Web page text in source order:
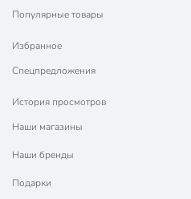
Дизайн
Способ изготовления
Кому
Тип стекла
Популярные товары
Избранное
Спецпредложения
История просмотров
Наши магазины
Наши бренды
Подарки